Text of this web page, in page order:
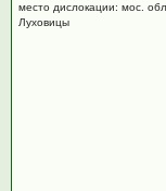
место дислокации: мос. обл.
Луховицы